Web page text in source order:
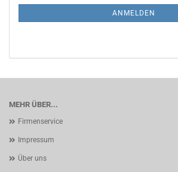
ANMELDEN
MEHR ÜBER...
Firmenservice
Impressum
Über uns